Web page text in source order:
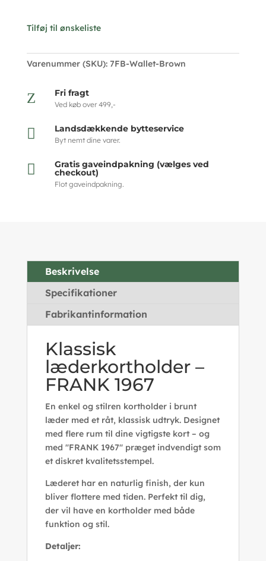
Tilføj til ønskeliste
Varenummer (SKU): 7FB-Wallet-Brown
Z Fri fragt
Ved køb over 499,-
 Landsdækkende bytteservice
Byt nemt dine varer.
 Gratis gaveindpakning (vælges ved
checkout)
Flot gaveindpakning.
Beskrivelse
Specifikationer
Fabrikantinformation
Klassisk
læderkortholder –
FRANK 1967
En enkel og stilren kortholder i brunt
læder med et råt, klassisk udtryk. Designet
med flere rum til dine vigtigste kort – og
med "FRANK 1967" præget indvendigt som
et diskret kvalitetsstempel.
Læderet har en naturlig finish, der kun
bliver flottere med tiden. Perfekt til dig,
der vil have en kortholder med både
funktion og stil.
Detaljer: